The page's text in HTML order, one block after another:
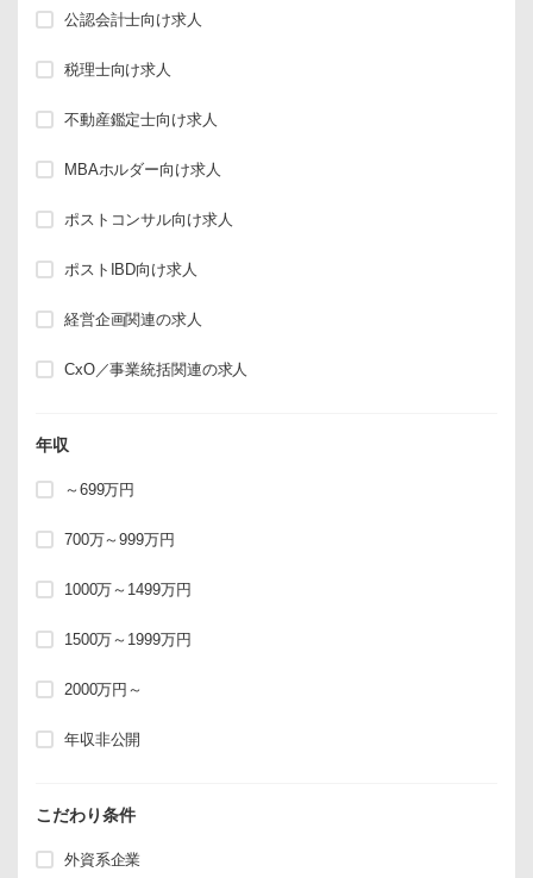
公認会計士向け求人
税理士向け求人
不動産鑑定士向け求人
MBAホルダー向け求人
ポストコンサル向け求人
ポストIBD向け求人
経営企画関連の求人
CxO／事業統括関連の求人
年収
～699万円
700万～999万円
1000万～1499万円
1500万～1999万円
2000万円～
年収非公開
こだわり条件
外資系企業